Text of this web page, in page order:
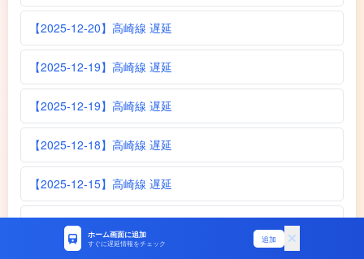
【2025-12-20】高崎線 遅延
【2025-12-19】高崎線 遅延
【2025-12-19】高崎線 遅延
【2025-12-18】高崎線 遅延
【2025-12-15】高崎線 遅延
【2025-12-14】高崎線 遅延
ホーム画面に追加
すぐに遅延情報をチェック 追加